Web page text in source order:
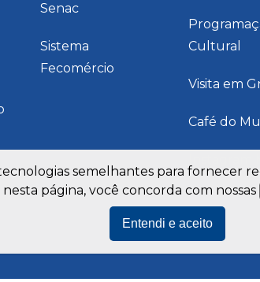
Senac
Sistema
Fecomércio
Cultural
Visita em
Café do
semelhantes para fornecer
página, você concorda com nossas
Entendi e aceito